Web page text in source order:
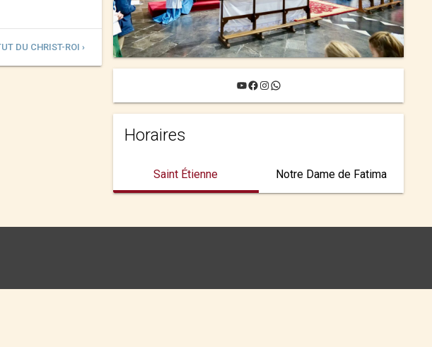
DU CHRIST-ROI ›
YouTube
Facebook
Instagram
WhatsApp
Horaires
Saint Étienne Notre Dame de Fatima